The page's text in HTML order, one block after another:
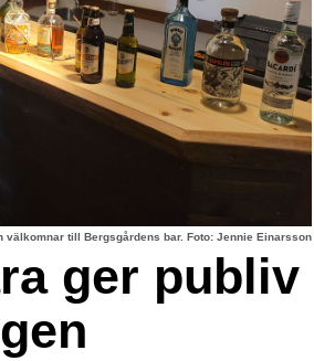
välkomnar till Bergsgårdens bar. Foto: Jennie Einarsson
ger publiv